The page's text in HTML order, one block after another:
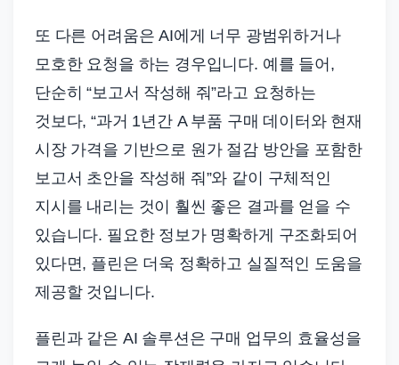
또 다른 어려움은 AI에게 너무 광범위하거나
모호한 요청을 하는 경우입니다. 예를 들어,
단순히 “보고서 작성해 줘”라고 요청하는
것보다, “과거 1년간 A 부품 구매 데이터와 현재
시장 가격을 기반으로 원가 절감 방안을 포함한
보고서 초안을 작성해 줘”와 같이 구체적인
지시를 내리는 것이 훨씬 좋은 결과를 얻을 수
있습니다. 필요한 정보가 명확하게 구조화되어
있다면, 플린은 더욱 정확하고 실질적인 도움을
제공할 것입니다.
플린과 같은 AI 솔루션은 구매 업무의 효율성을